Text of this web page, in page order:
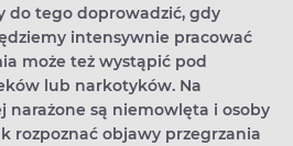
do tego doprowadzić, gdy
intensywnie pracować
może też wystąpić pod
lub narkotyków. Na
narażone są niemowlęta i osoby
rozpoznać objawy przegrzania